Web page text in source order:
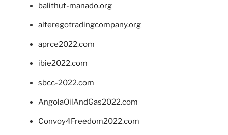
balithut-manado.org
alteregotradingcompany.org
aprce2022.com
ibie2022.com
sbcc-2022.com
AngolaOilAndGas2022.com
Convoy4Freedom2022.com